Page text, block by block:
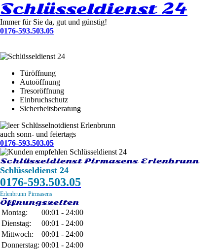
Schlüsseldienst 24
Immer für Sie da, gut und günstig!
0176-593.503.05
Türöffnung
Autoöffnung
Tresoröffnung
Einbruchschutz
Sicherheitsberatung
Schlüsselnotdienst Erlenbrunn
auch sonn- und feiertags
0176-593.503.05
Schlüsseldienst Pirmasens Erlenbrunn
Schlüsseldienst 24
0176-593.503.05
Erlenbrunn Pirmasens
Öffnungszeiten
Montag:
00:01 - 24:00
Dienstag:
00:01 - 24:00
Mittwoch:
00:01 - 24:00
Donnerstag: 00:01 - 24:00